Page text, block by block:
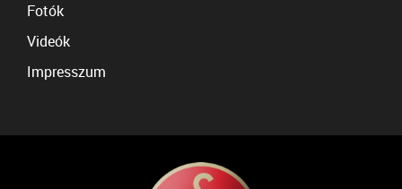
Fotók
Videók
Impresszum